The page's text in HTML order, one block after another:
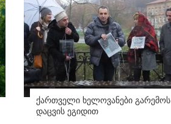
ქართველი ხელოვანები გარემოს
დაცვის ეგიდით